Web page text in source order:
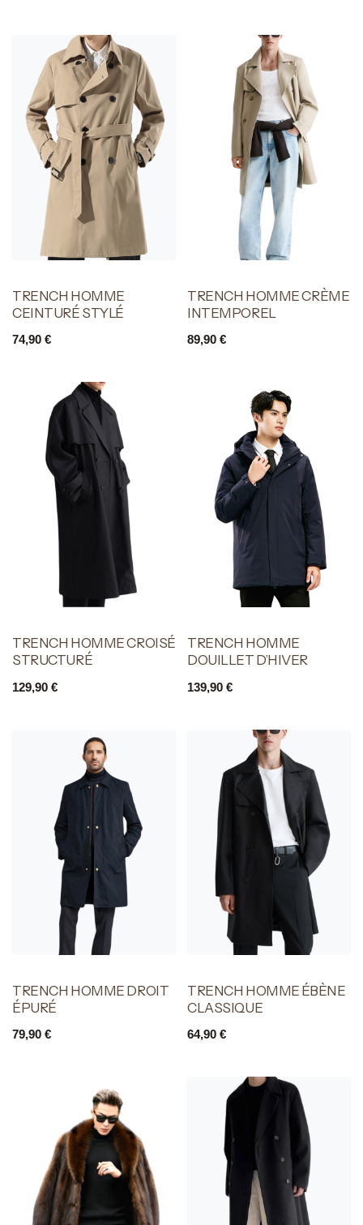
TRENCH HOMME
CEINTURÉ STYLÉ
74,90 €
TRENCH HOMME CRÈME
INTEMPOREL
89,90 €
TRENCH HOMME CROISÉ
STRUCTURÉ
129,90 €
TRENCH HOMME
DOUILLET D’HIVER
139,90 €
TRENCH HOMME DROIT
ÉPURÉ
79,90 €
TRENCH HOMME ÉBÈNE
CLASSIQUE
64,90 €